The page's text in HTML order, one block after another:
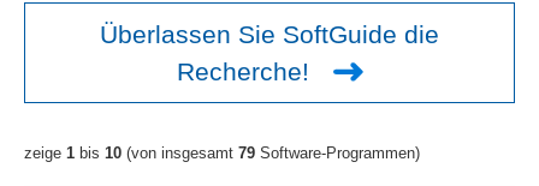
Überlassen Sie SoftGuide die
Recherche!
zeige 1 bis 10 (von insgesamt 79 Software-Programmen)